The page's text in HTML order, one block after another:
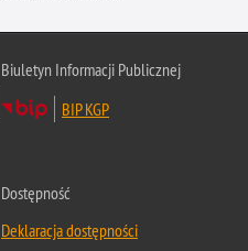
Biuletyn Informacji Publicznej
BIP KGP
Dostępność
Deklaracja dostępności